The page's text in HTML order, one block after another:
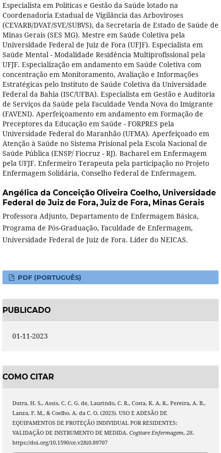
Especialista em Políticas e Gestão da Saúde lotado na
Coordenadoria Estadual de Vigilância das Arboviroses
(CEVARB/DVAT/SVE/SUBVS), da Secretaria de Estado de Saúde de
Minas Gerais (SES MG). Mestre em Saúde Coletiva pela
Universidade Federal de Juiz de Fora (UFJF). Especialista em
Saúde Mental - Modalidade Residência Multiprofissional pela
UFJF. Especialização em andamento em Saúde Coletiva com
concentração em Monitoramento, Avaliação e Informações
Estratégicas pelo Instituto de Saúde Coletiva da Universidade
Federal da Bahia (ISC/UFBA). Especialista em Gestão e Auditoria
de Serviços da Saúde pela Faculdade Venda Nova do Imigrante
(FAVENI). Aperfeiçoamento em andamento em Formação de
Preceptores da Educação em Saúde - FORPRES pela
Universidade Federal do Maranhão (UFMA). Aperfeiçoado em
Atenção à Saúde no Sistema Prisional pela Escola Nacional de
Saúde Pública (ENSP/ Fiocruz - RJ). Bacharel em Enfermagem
pela UFJF. Enfermeiro Terapeuta pela participação no Projeto
Enfermagem Solidária, Conselho Federal de Enfermagem.
Angélica da Conceição Oliveira Coelho, Universidade
Federal de Juiz de Fora, Juiz de Fora, Minas Gerais
Professora Adjunto, Departamento de Enfermagem Básica,
Programa de Pós-Graduação, Faculdade de Enfermagem,
Universidade Federal de Juiz de Fora. Líder do NEICAS.
PDF (PORTUGUÊS)
PUBLICADO
01-11-2023
COMO CITAR
Dutra, H. S., Assis, C. C. G. de, Laurindo, C. R., Costa, K. A. R., Pereira, A. B.,
Lanza, F. M., & Coelho, A. da C. O. (2023). USO E ADESÃO DE
EQUIPAMENTOS DE PROTEÇÃO INDIVIDUAL POR RESIDENTES:
VALIDAÇÃO DE INSTRUMENTO DE MEDIDA. Cogitare Enfermagem, 28.
https://doi.org/10.1590/ce.v28i0.89707